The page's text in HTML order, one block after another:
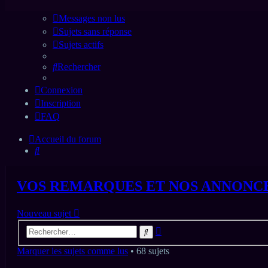
Messages non lus
Sujets sans réponse
Sujets actifs
Rechercher
Connexion
Inscription
FAQ
Accueil du forum
Rechercher
VOS REMARQUES ET NOS
Nouveau sujet
Rechercher
Marquer les sujets comme lus • 68 sujets